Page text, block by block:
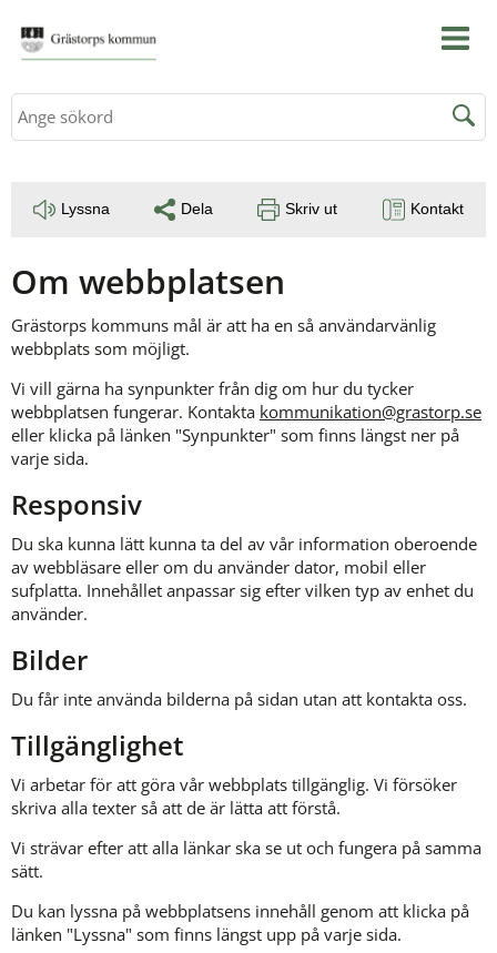
Sök
Lyssna Dela Skriv ut Kontakt
Om webbplatsen
Grästorps kommuns mål är att ha en så användarvänlig
webbplats som möjligt.
Vi vill gärna ha synpunkter från dig om hur du tycker
webbplatsen fungerar. Kontakta kommunikation@grastorp.se
eller klicka på länken "Synpunkter" som finns längst ner på
varje sida.
Responsiv
Du ska kunna lätt kunna ta del av vår information oberoende
av webbläsare eller om du använder dator, mobil eller
sufplatta. Innehållet anpassar sig efter vilken typ av enhet du
använder.
Bilder
Du får inte använda bilderna på sidan utan att kontakta oss.
Tillgänglighet
Vi arbetar för att göra vår webbplats tillgänglig. Vi försöker
skriva alla texter så att de är lätta att förstå.
Vi strävar efter att alla länkar ska se ut och fungera på samma
sätt.
Du kan lyssna på webbplatsens innehåll genom att klicka på
länken "Lyssna" som finns längst upp på varje sida.